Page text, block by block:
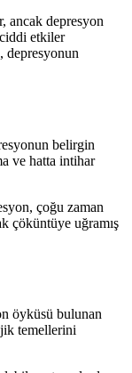
ancak depresyon
etkiler
depresyonun
belirgin
ve hatta intihar
çoğu zaman
çöküntüye uğramış
öyküsü bulunan
temellerini